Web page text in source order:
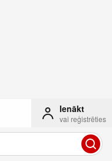
Ienākt
vai reģistrēties